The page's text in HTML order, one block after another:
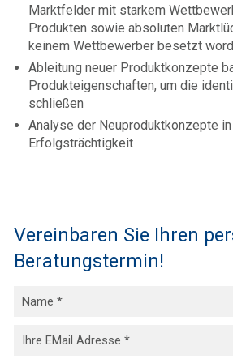
Marktfelder mit starkem
Produkten sowie absoluten
keinem Wettbewerber besetzt
Ableitung neuer Produktkonzepte
Produkteigenschaften, um die
schließen
Analyse der Neuproduktkonzepte
Erfolgsträchtigkeit
Vereinbaren Sie Ihren
Beratungstermin!